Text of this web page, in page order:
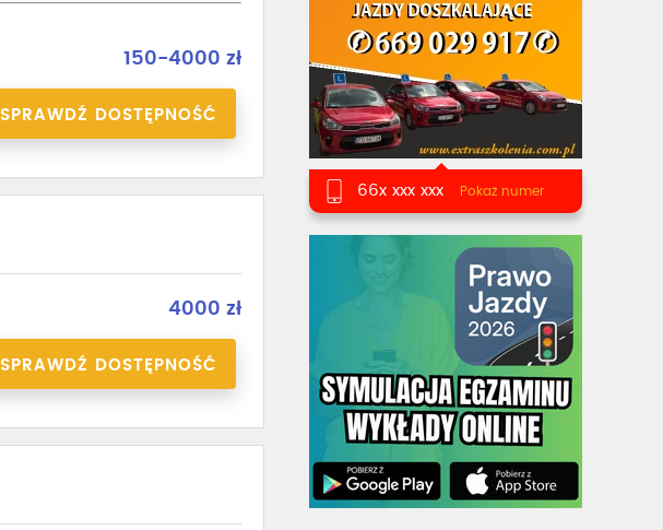
150-4000 zł
SPRAWDŹ DOSTĘPNOŚĆ
4000 zł
SPRAWDŹ DOSTĘPNOŚĆ
66x xxx xxx Pokaż numer